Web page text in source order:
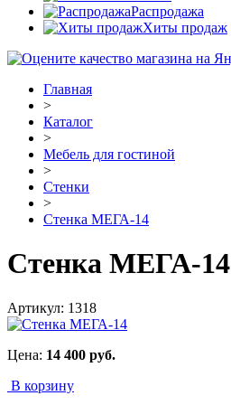
Распродажа
Хиты продаж
Главная
>
Каталог
>
Мебель для гостиной
>
Стенки
>
Стенка МЕГА-14
Стенка МЕГА-14
Артикул: 1318
Цена: 14 400 руб.
В корзину